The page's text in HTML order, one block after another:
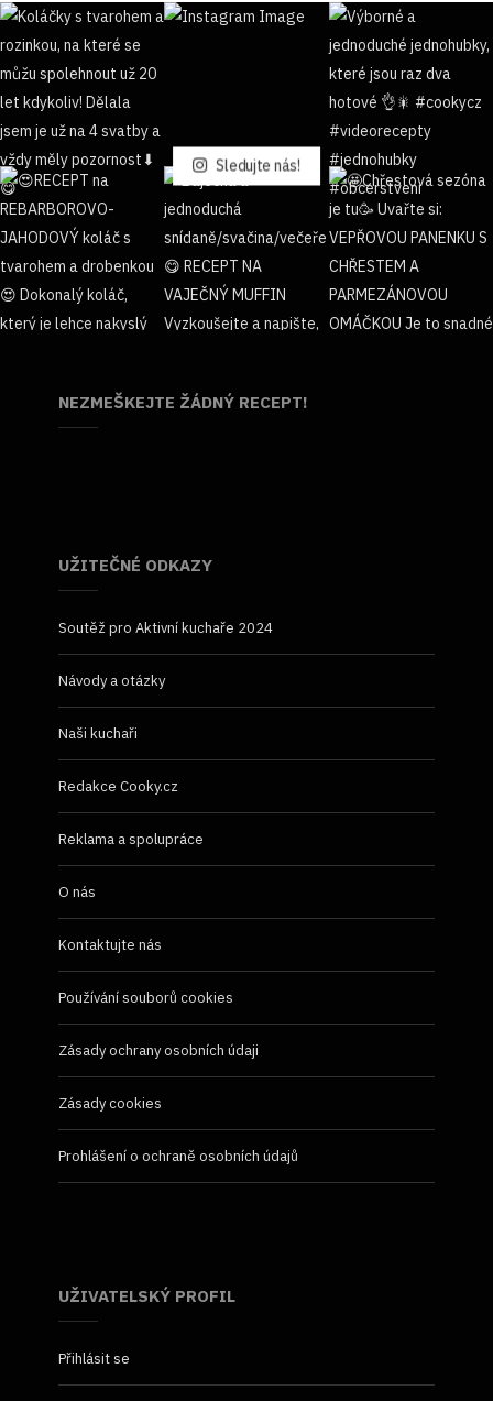
Sledujte nás!
NEZMEŠKEJTE ŽÁDNÝ RECEPT!
UŽITEČNÉ ODKAZY
Soutěž pro Aktivní kuchaře 2024
Návody a otázky
Naši kuchaři
Redakce Cooky.cz
Reklama a spolupráce
O nás
Kontaktujte nás
Používání souborů cookies
Zásady ochrany osobních údaji
Zásady cookies
Prohlášení o ochraně osobních údajů
UŽIVATELSKÝ PROFIL
Přihlásit se